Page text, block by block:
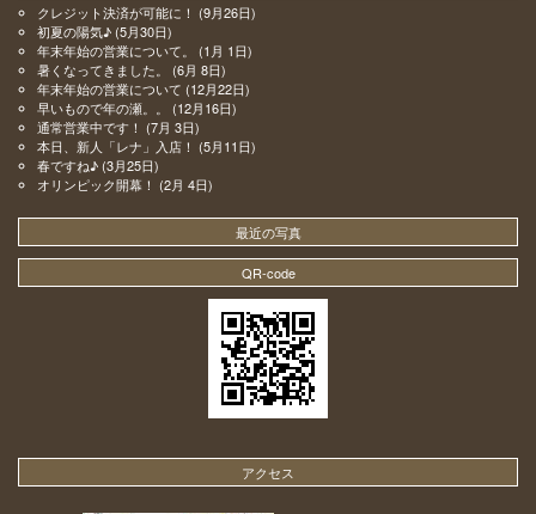
クレジット決済が可能に！ (9月26日)
初夏の陽気♪ (5月30日)
年末年始の営業について。
(1月 1日)
暑くなってきました。
(6月 8日)
年末年始の営業について (12月22日)
早いもので年の瀬。。
(12月16日)
通常営業中です！ (7月 3日)
本日、新人「レナ」入店！ (5月11日)
春ですね♪ (3月25日)
オリンピック開幕！ (2月 4日)
最近の写真
QR-code
アクセス